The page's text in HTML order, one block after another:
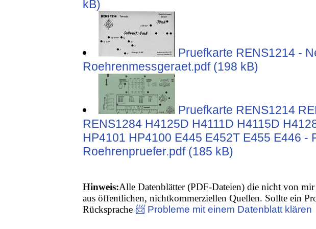
kB)
Pruefkarte RENS1214 -
Roehrenmessgeraet.pdf (198 kB)
Pruefkarte RENS1214
RENS1284 H4125D H4111D H4115D
HP4101 HP4100 E445 E452T E455 E446 -
Roehrenpruefer.pdf (185 kB)
Hinweis:Alle Datenblätter (PDF-Dateien) die nicht von mir
aus öffentlichen, nichtkommerziellen Quellen. Sollte ein
Rücksprache 📨 Probleme mit einem Datenblatt klären